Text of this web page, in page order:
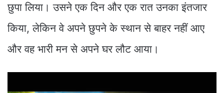
छुपा लिया। उसने एक दिन और एक रात उनका इंतजार
किया, लेकिन वे अपने छुपने के स्थान से बाहर नहीं आए
और वह भारी मन से अपने घर लौट आया।